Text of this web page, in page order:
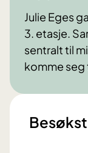
Julie Eges
3. etasje.
sentralt til
komme seg